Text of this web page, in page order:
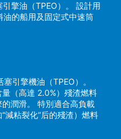
擎油（TPEO）。 設計用
油的船用及固定式中速筒
引擎機油（TPEO）。
（高達 2.0%）殘渣燃料
潤滑。 特別適合高負載
減粘裂化”后的殘渣）燃料